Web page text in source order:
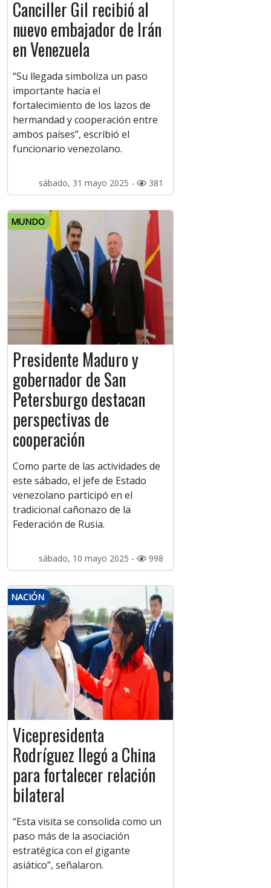
Canciller Gil recibió al
nuevo embajador de Irán
en Venezuela
“Su llegada simboliza un paso
importante hacia el
fortalecimiento de los lazos de
hermandad y cooperación entre
ambos países”, escribió el
funcionario venezolano.
sábado, 31 mayo 2025 - 381
MUNDO
Presidente Maduro y
gobernador de San
Petersburgo destacan
perspectivas de
cooperación
Como parte de las actividades de
este sábado, el jefe de Estado
venezolano participó en el
tradicional cañonazo de la
Federación de Rusia.
sábado, 10 mayo 2025 - 998
NACIÓN
Vicepresidenta
Rodríguez llegó a China
para fortalecer relación
bilateral
“Esta visita se consolida como un
paso más de la asociación
estratégica con el gigante
asiático”, señalaron.